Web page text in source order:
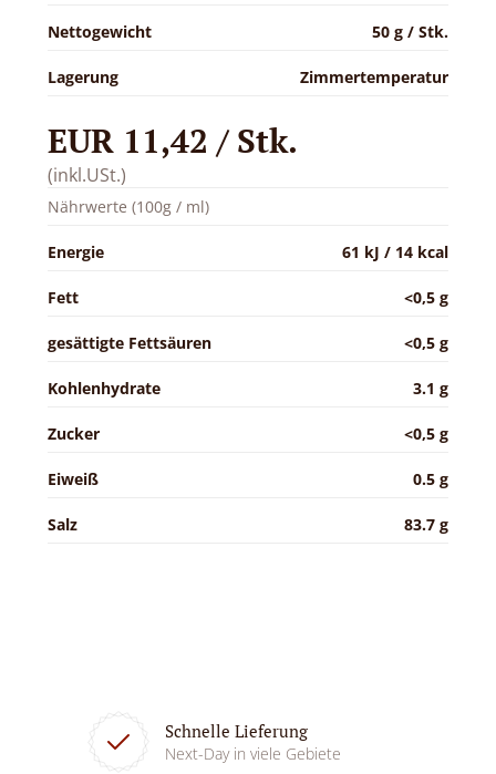
Nettogewicht 50 g / Stk.
Lagerung Zimmertemperatur
EUR 11,42 / Stk.
(inkl.USt.)
Nährwerte (100g / ml)
Energie 61 kJ / 14 kcal
Fett <0,5 g
gesättigte Fettsäuren <0,5 g
Kohlenhydrate 3.1 g
Zucker <0,5 g
Eiweiß 0.5 g
Salz 83.7 g
Schnelle Lieferung
Next-Day in viele Gebiete